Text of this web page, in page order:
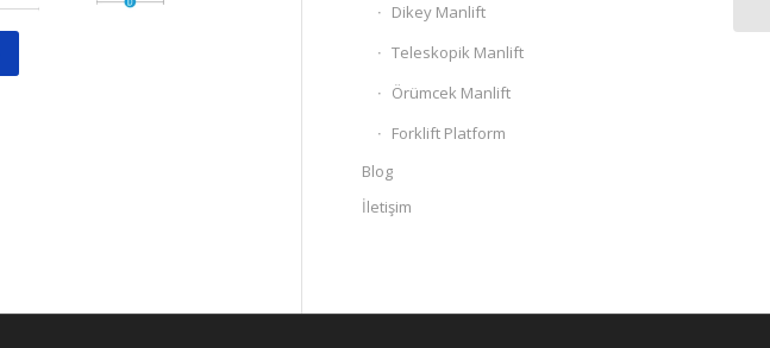
Dikey Manlift
Teleskopik Manlift
Örümcek Manlift
Forklift Platform
Blog
İletişim